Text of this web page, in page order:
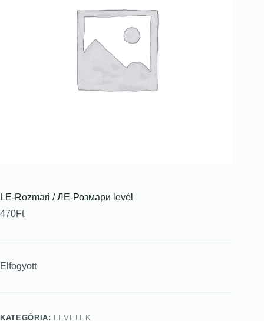
LE-Rozmari / ЛЕ-Розмари levél
470Ft
Elfogyott
KATEGÓRIA: LEVELEK